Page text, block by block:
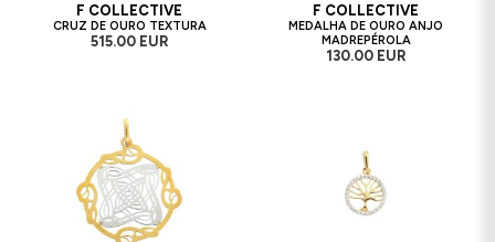
F COLLECTIVE
CRUZ DE OURO TEXTURA
515.00 EUR
F COLLECTIVE
MEDALHA DE OURO ANJO
MADREPÉROLA
130.00 EUR